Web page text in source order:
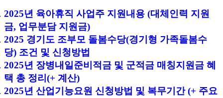
2025년 육아휴직 사업주 지원내용 (대체인력 지원
금, 업무분담 지원금)
2025 경기도 조부모 돌봄수당(경기형 가족돌봄수
당) 조건 및 신청방법
2025년 장병내일준비적금 및 군적금 매칭지원금 혜
택 총 정리(+ 계산)
2025년 산업기능요원 신청방법 및 복무기간 (+ 주요